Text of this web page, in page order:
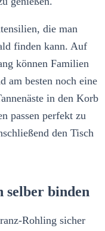
die man
finden kann. Auf
können Familien
am besten noch eine
in den Korb
passen perfekt zu
den Tisch
selber binden
Rohling sicher